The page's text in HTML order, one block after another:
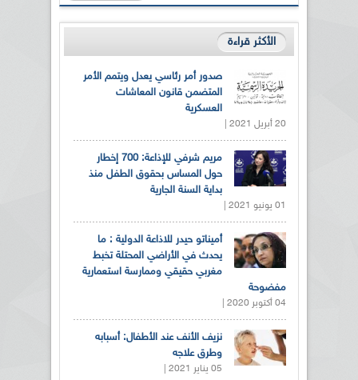
الأكثر قراءة
صدور أمر رئاسي يعدل ويتمم الأمر
المتضمن قانون المعاشات
العسكرية
20 أبريل 2021 |
مريم شرفي للإذاعة: 700 إخطار
حول المساس بحقوق الطفل منذ
بداية السنة الجارية
01 يونيو 2021 |
أميناتو حيدر للاذاعة الدولية : ما
يحدث في الأراضي المحتلة تخبط
مغربي حقيقي وممارسة استعمارية
مفضوحة
04 أكتوبر 2020 |
نزيف الأنف عند الأطفال: أسبابه
وطرق علاجه
05 يناير 2021 |